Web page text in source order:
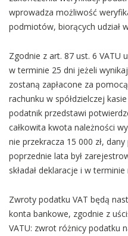
wprowadza możliwość
podmiotów, biorących udział
Zgodnie z art. 87 ust. 6 VATU
w terminie 25 dni jeżeli
zostaną zapłacone za
rachunku w spółdzielczej
podatnik przedstawi
całkowita kwota należności
nie przekracza 15 000 zł,
poprzednie lata był
składał deklaracje i w
Zwroty podatku VAT będą
konta bankowe, zgodnie z
VATU: zwrot różnicy podatku